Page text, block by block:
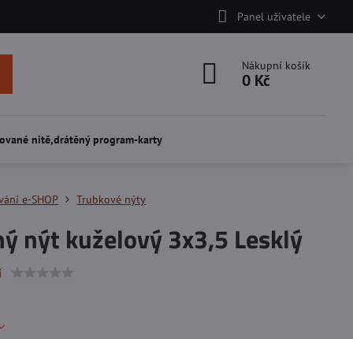
Panel uživatele
Nákupní košík
0 Kč
nitě,drátěný program-karty
e-SHOP Trubkové nýty
nýt kuželový 3x3,5 Lesklý